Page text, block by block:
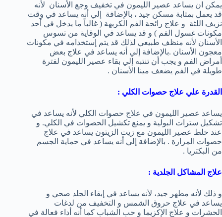
يمكن ان يساعد عصير الليمون في تخفيف وجع الأسنان لأنه
قد يعمل بمثابة مسكن جيد ، بالإضافة إلي أنه يساعد في وقت
نزيف اللثة و علاج رائحة الفم الكريهة ( غالباً ما يدخل في أحد
مكونات غسول الفم ) و قد يساعد في الوقاية من تسوس
الأسنان لأنه منظف طبيعي لذلك قد يتم إستخدامه في مكونات
معجون الأسنان .بالإضافة إلي أنه يساعد في علاج بعض
أمراض الفم و يجب أن تنتبه إلي بقاء عصير الليمون لفترة
طويلة في الفم يضعف مينا الأسنان .
القدرة علي علاج حصوات الكلي :
يساعد عصير الليمون في علاج حصوات الكلي لأنه يساعد في
تشكيل سترات البولية و يمنع تكشيل الحصوات في الكلي. و
عند خلط عصير الليمون مع زيت الزيتون يساعد في علاج
حصوات المرارة . بالإضافة إلي أنه يساعد في حماية الجسم
من البكتريا .
علاج المشاكل الجلدية :
و ذلك لأنه مطهر جيد، لأنه يساعد في إبقاء الجلد صحي و
يساعد في علاج حروق الشمس و التخفيف من لدغات
الحشرات و علاج الإكزيما و حب الشباب كما أنه أداء فعالة في